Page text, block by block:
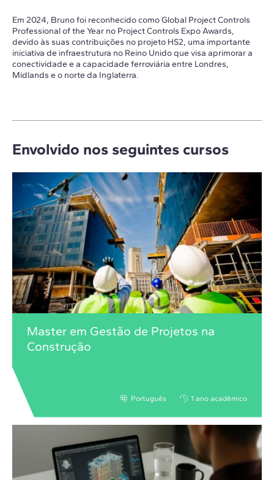
Em 2024, Bruno foi reconhecido como Global Project Controls
Professional of the Year no Project Controls Expo Awards,
devido às suas contribuições no projeto HS2, uma importante
iniciativa de infraestrutura no Reino Unido que visa aprimorar a
conectividade e a capacidade ferroviária entre Londres,
Midlands e o norte da Inglaterra.
Envolvido nos seguintes cursos
Master em Gestão de Projetos na
Construção
Português 1 ano acadêmico